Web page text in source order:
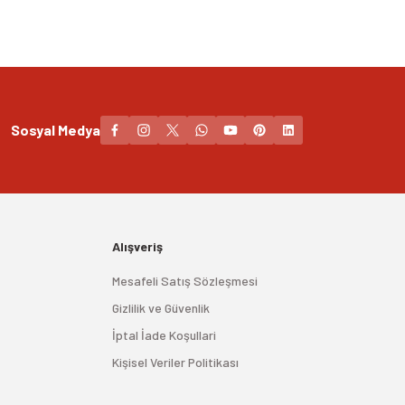
Sosyal Medya
Alışveriş
Mesafeli Satış Sözleşmesi
Gizlilik ve Güvenlik
İptal İade Koşullari
Kişisel Veriler Politikası